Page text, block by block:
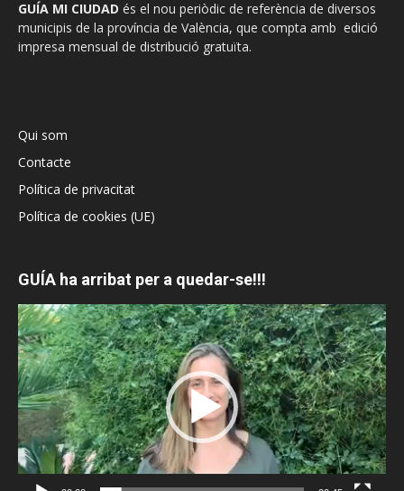
GUÍA MI CIUDAD és el nou periòdic de referència de diversos
municipis de la província de València, que compta amb edició
impresa mensual de distribució gratuïta.
Qui som
Contacte
Política de privacitat
Política de cookies (UE)
GUÍA ha arribat per a quedar-se!!!
Reproductor
de
vídeo